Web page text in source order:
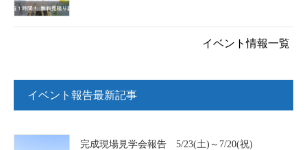
イベント情報一覧
イベント報告最新記事
完成現場見学会報告 5/23(土)～7/20(祝)